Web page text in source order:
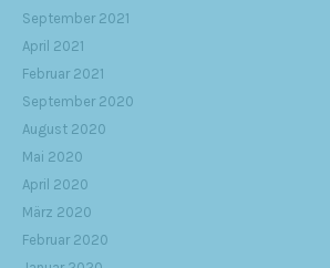
September 2021
April 2021
Februar 2021
September 2020
August 2020
Mai 2020
April 2020
März 2020
Februar 2020